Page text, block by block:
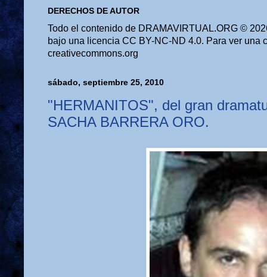
DERECHOS DE AUTOR
Todo el contenido de DRAMAVIRTUAL.ORG ©
bajo una licencia CC BY-NC-ND 4.0. Para ver una
creativecommons.org
sábado, septiembre 25, 2010
"HERMANITOS", del gran
SACHA BARRERA ORO.